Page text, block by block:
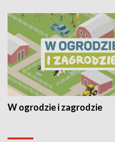
W ogrodzie i zagrodzie